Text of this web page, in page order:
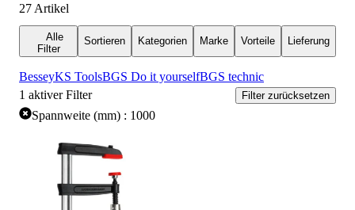
27 Artikel
Alle
Filter
Sortieren Kategorien Marke Vorteile Lieferung
BesseyKS ToolsBGS Do it yourselfBGS technic
1 aktiver Filter Filter zurücksetzen
Spannweite (mm) : 1000